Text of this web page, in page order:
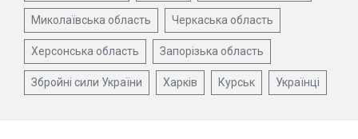
Миколаївська область Черкаська область
Херсонська область Запорізька область
Збройні сили України Харків Курськ Українці